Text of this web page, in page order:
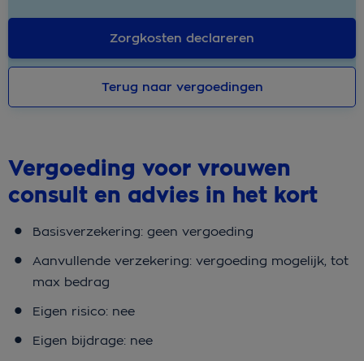
Zorgkosten declareren
Terug naar vergoedingen
Vergoeding voor vrouwen
consult en advies in het kort
Basisverzekering: geen vergoeding
Aanvullende verzekering: vergoeding mogelijk, tot
max bedrag
Eigen risico: nee
Eigen bijdrage: nee